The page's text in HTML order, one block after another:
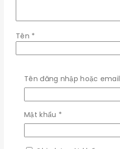
Tên *
Tên đăng nhập hoặc email
Mật khẩu *
buộc